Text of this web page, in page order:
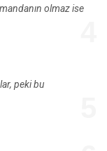
olmaz ise
peki bu